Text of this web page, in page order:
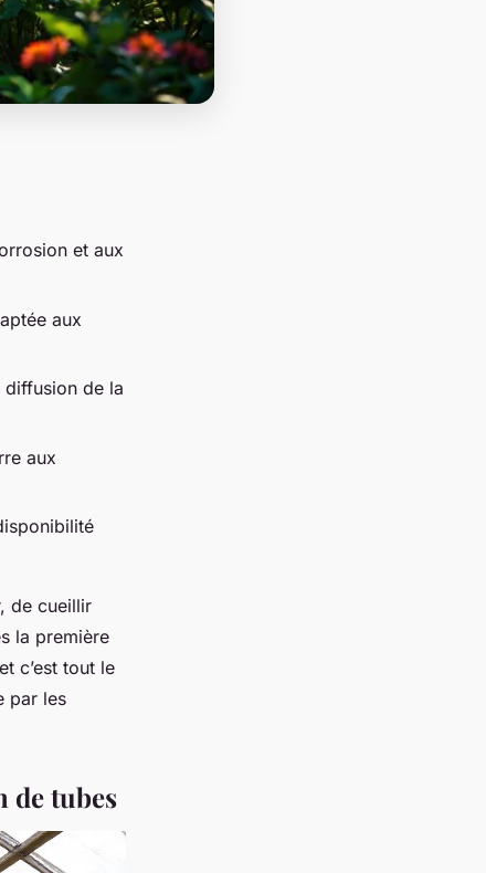
et aux
aux
diffusion de la
aux
de cueillir
la première
c’est tout le
par les
de tubes